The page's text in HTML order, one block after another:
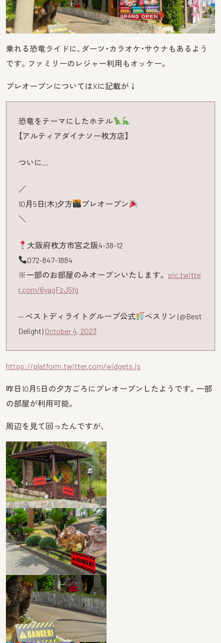
乗れる恐竜ライドに、ダーツ・カラオケ・サウナもあるよう
です。ファミリーのレジャー利用もオッケー。
プレオープンについてはXに記載が↓
恐竜をテーマにしたホテル
【アルティアダイナソー枚方店】
ついに…
／
10月5日(木)夕方
プレオープン
＼
大阪府枚方市宮之阪4-38-12
072-847-1884
※一部のお部屋のみオープンいたします。 pic.twitte
r.com/6yagFzJ5fg
— ベストディライトグループ公式
ベスリン (@Best
Delight) October 4, 2023
https://platform.twitter.com/widgets.js
昨日10月5日の夕方ごろにプレオープンしたようです。一部
の部屋が利用可能。
周辺を見て回ったんですが、